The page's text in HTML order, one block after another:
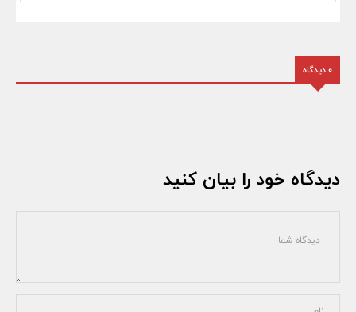
0 دیدگاه
دیدگاه خود را بیان کنید